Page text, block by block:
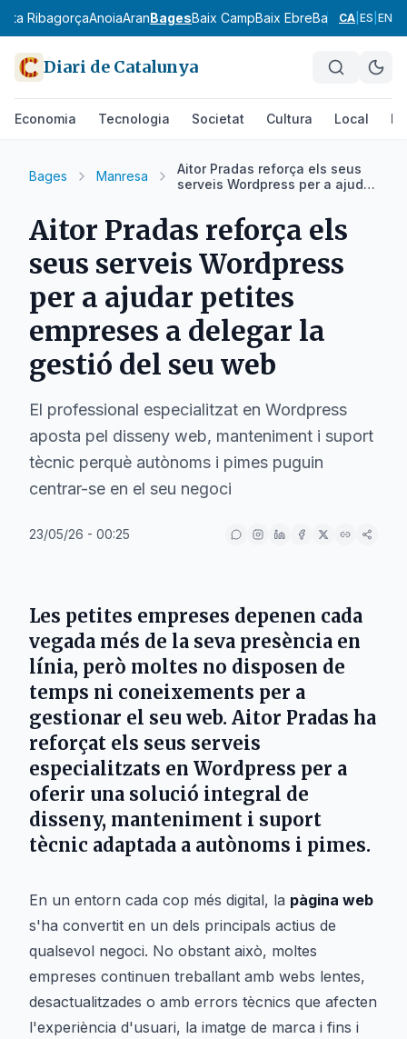
Alta RibagorçaAnoiaAranBagesBaix CampBaix EbreBaix Empordà
CA ES EN
Diari de Catalunya
Economia Tecnologia Societat Cultura Local
Bages Manresa
Aitor Pradas reforça els seus
serveis Wordpress per a ajudar
gestió del seu web
Aitor Pradas reforça els
seus serveis Wordpress
per a ajudar petites
empreses a delegar la
gestió del seu web
El professional especialitzat en Wordpress
aposta pel disseny web, manteniment i suport
tècnic perquè autònoms i pimes puguin
centrar-se en el seu negoci
23/05/26 - 00:25
Les petites empreses depenen cada
vegada més de la seva presència en
línia, però moltes no disposen de
temps ni coneixements per a
gestionar el seu web. Aitor Pradas ha
reforçat els seus serveis
especialitzats en Wordpress per a
oferir una solució integral de
disseny, manteniment i suport
tècnic adaptada a autònoms i pimes.
En un entorn cada cop més digital, la pàgina web
s'ha convertit en un dels principals actius de
qualsevol negoci. No obstant això, moltes
empreses continuen treballant amb webs lentes,
desactualitzades o amb errors tècnics que afecten
l'experiència d'usuari, la imatge de marca i fins i